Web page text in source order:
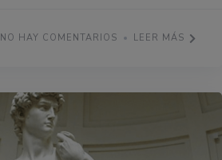
NO HAY COMENTARIOS LEER MÁS